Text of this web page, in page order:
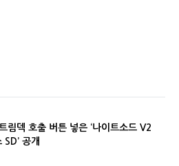
림덱 호출 버튼 넣은 ‘나이트소드 V2
SD’ 공개